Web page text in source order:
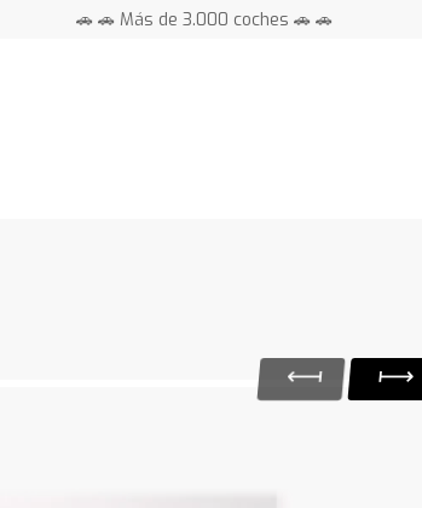
🚗 🚗 Más de 3.000 coches 🚗 🚗